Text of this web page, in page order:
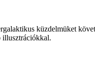
küzdelmüket
illusztrációkkal.